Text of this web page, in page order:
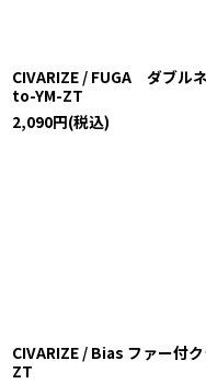
CIVARIZE / FUGA ダブル
to-YM-ZT
2,090円(税込)
CIVARIZE / Bias ファー付
ZT